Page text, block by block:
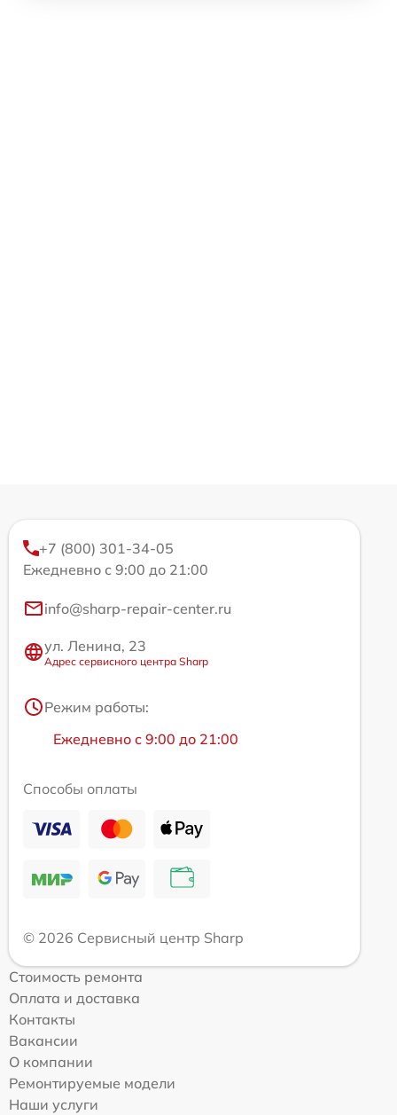
+7 (800) 301-34-05
Ежедневно с 9:00 до 21:00
info@sharp-repair-center.ru
ул. Ленина, 23
Адрес сервисного центра Sharp
Режим работы:
Ежедневно с 9:00 до 21:00
Способы оплаты
© 2026 Сервисный центр Sharp
Стоимость ремонта
Оплата и доставка
Контакты
Вакансии
О компании
Ремонтируемые модели
Наши услуги